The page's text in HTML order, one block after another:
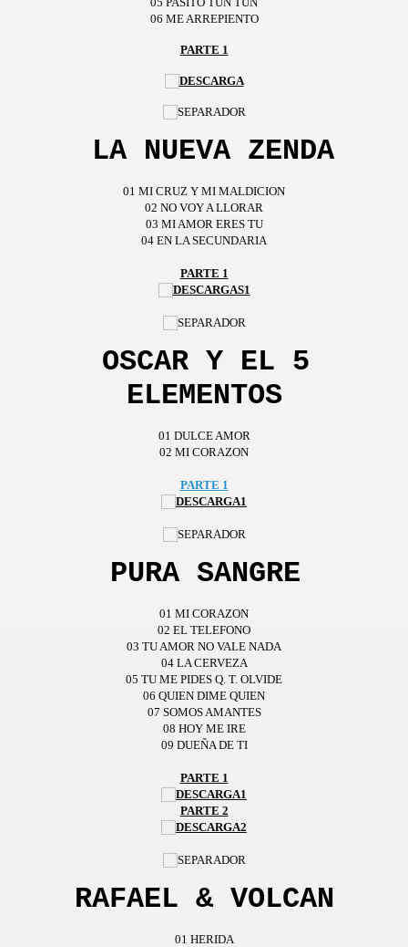
06 ME ARREPIENTO
PARTE 1
LA NUEVA ZENDA
01 MI CRUZ Y MI MALDICION
02 NO VOY A LLORAR
03 MI AMOR ERES TU
04 EN LA SECUNDARIA
PARTE 1
OSCAR Y EL 5
ELEMENTOS
01 DULCE AMOR
02 MI CORAZON
PARTE 1
PURA SANGRE
01 MI CORAZON
02 EL TELEFONO
03 TU AMOR NO VALE NADA
04 LA CERVEZA
05 TU ME PIDES Q. T. OLVIDE
06 QUIEN DIME QUIEN
07 SOMOS AMANTES
08 HOY ME IRE
09 DUEÑA DE TI
PARTE 1
PARTE 2
RAFAEL & VOLCAN
01 HERIDA